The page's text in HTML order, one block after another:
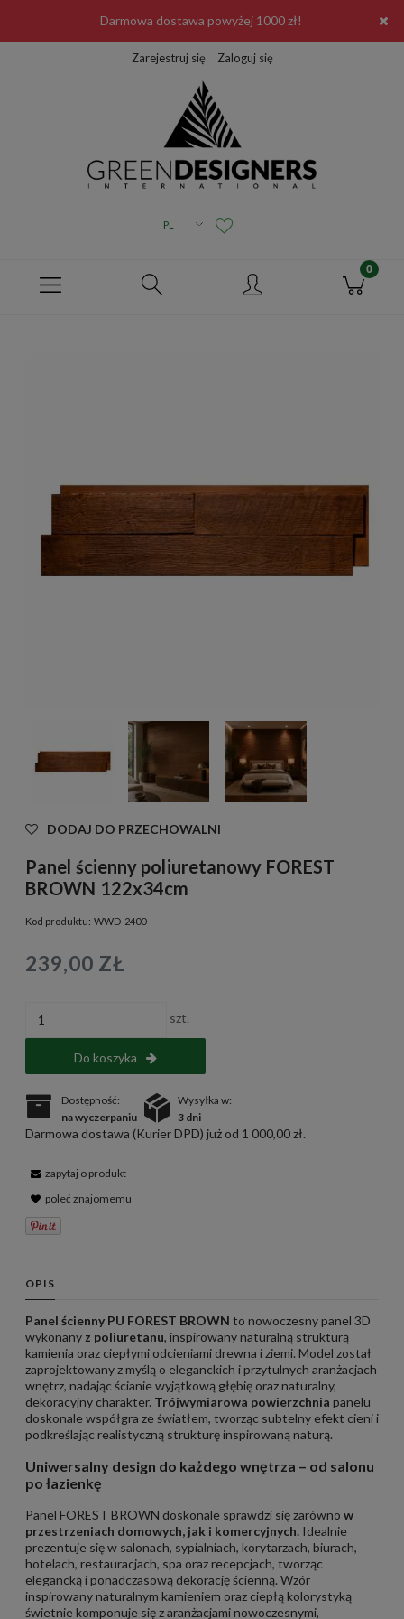
Darmowa dostawa powyżej 1000 zł!
Zarejestruj się Zaloguj się
DODAJ DO PRZECHOWALNI
Panel ścienny poliuretanowy FOREST
BROWN 122x34cm
Kod produktu: WWD-2400
239,00 ZŁ
szt.
Do koszyka
Dostępność:
na wyczerpaniu
Wysyłka w:
3 dni
Darmowa dostawa (Kurier DPD) już od 1 000,00 zł.
zapytaj o produkt
poleć znajomemu
OPIS
Panel ścienny PU FOREST BROWN to nowoczesny panel 3D
wykonany z poliuretanu, inspirowany naturalną strukturą
kamienia oraz ciepłymi odcieniami drewna i ziemi. Model został
zaprojektowany z myślą o eleganckich i przytulnych aranżacjach
wnętrz, nadając ścianie wyjątkową głębię oraz naturalny,
dekoracyjny charakter. Trójwymiarowa powierzchnia panelu
doskonale współgra ze światłem, tworząc subtelny efekt cieni i
podkreślając realistyczną strukturę inspirowaną naturą.
Uniwersalny design do każdego wnętrza – od salonu
po łazienkę
Panel FOREST BROWN doskonale sprawdzi się zarówno w
przestrzeniach domowych, jak i komercyjnych. Idealnie
prezentuje się w salonach, sypialniach, korytarzach, biurach,
hotelach, restauracjach, spa oraz recepcjach, tworząc
elegancką i ponadczasową dekorację ścienną. Wzór
inspirowany naturalnym kamieniem oraz ciepłą kolorystyką
świetnie komponuje się z aranżacjami nowoczesnymi,